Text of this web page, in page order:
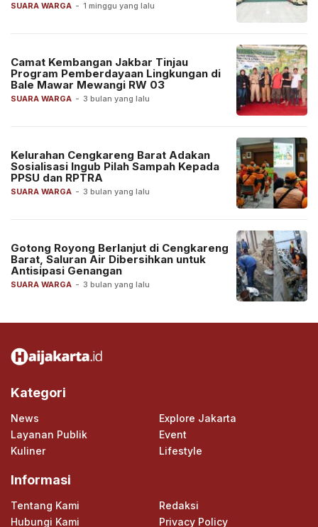
SUARA WARGA - 1 minggu yang lalu
SUARA WARGA - 3 bulan yang lalu
Camat Kembangan Jakbar Tinjau
Program Pemberdayaan Lingkungan di
Bale Mawar Mewangi RW 03
SUARA WARGA - 3 bulan yang lalu
Kelurahan Cengkareng Barat Adakan
Sosialisasi Ingub Pilah Sampah Kepada
PPSU dan RPTRA
SUARA WARGA - 3 bulan yang lalu
Gotong Royong Berlanjut di Cengkareng
Barat, Saluran Air Dibersihkan untuk
Antisipasi Genangan
Kategori
News
Explore Jakarta
Layanan Publik
Event
Kuliner
Lifestyle
Informasi
Tentang Kami
Redaksi
Hubungi Kami
Privacy Policy